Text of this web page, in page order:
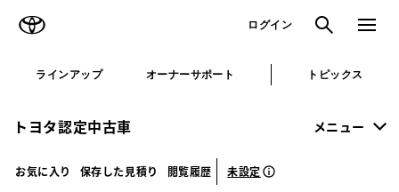
ログイン 検索 メニュ
ラインアップ オーナーサポート トピックス
トヨタ認定中古車 メニュー
お気に入り 保存した見積り 閲覧履歴 未設定